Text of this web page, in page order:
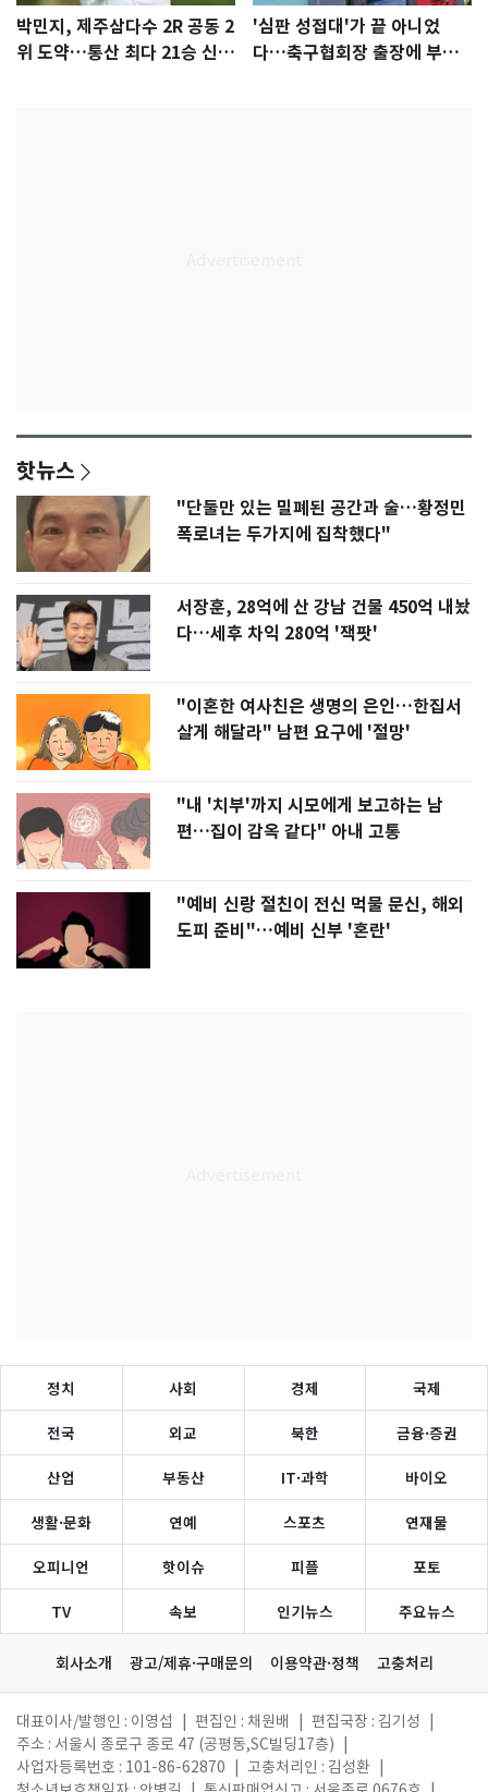
박민지, 제주삼다수 2R 공동 2
위 도약…통산 최다 21승 신기
'심판 성접대'가 끝 아니었
다…축구협회장 출장에 부인
핫뉴스
"단둘만 있는 밀폐된 공간과 술…황정민
폭로녀는 두가지에 집착했다"
서장훈, 28억에 산 강남 건물 450억 내놨
다…세후 차익 280억 '잭팟'
"이혼한 여사친은 생명의 은인…한집서
살게 해달라" 남편 요구에 '절망'
"내 '치부'까지 시모에게 보고하는 남
편…집이 감옥 같다" 아내 고통
"예비 신랑 절친이 전신 먹물 문신, 해외
도피 준비"…예비 신부 '혼란'
정치 사회 경제 국제
전국 외교 북한 금융·증권
산업 부동산 IT·과학 바이오
생활·문화 연예 스포츠 연재물
오피니언 핫이슈 피플 포토
TV 속보 인기뉴스 주요뉴스
회사소개 광고/제휴·구매문의 이용약관·정책 고충처리
대표이사/발행인 : 이영섭 편집인 : 채원배 편집국장 : 김기성
주소 : 서울시 종로구 종로 47 (공평동,SC빌딩17층)
사업자등록번호 : 101-86-62870
고충처리인 : 김성환